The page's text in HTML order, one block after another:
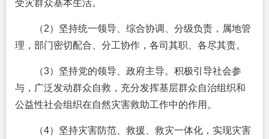
受灾群众基本生活。
（2）坚持统一领导、综合协调、分级负责，属地管
理，部门密切配合、分工协作，各司其职、各尽其责。
（3）坚持党的领导、政府主导。积极引导社会参
与，广泛发动群众自救，充分发挥基层群众自治组织和
公益性社会组织在自然灾害救助工作中的作用。
（4）坚持灾害防范、救援、救灾一体化，实现灾害